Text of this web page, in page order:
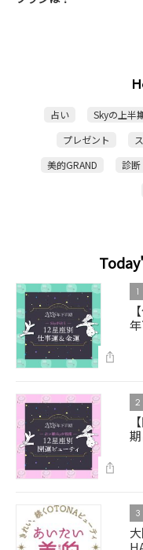
占い Skyの上半
プレゼント
美的GRAND
診断
1
2
3